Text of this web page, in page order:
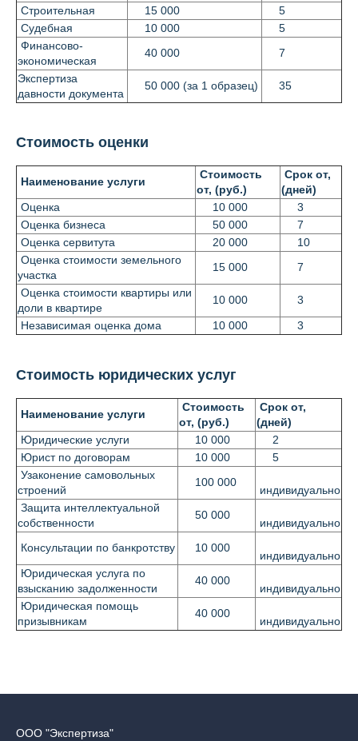
Строительная
15 000
5
Судебная
10 000
5
Финансово-
экономическая
40 000
7
Экспертиза
давности документа
50 000 (за 1 образец) 35
Стоимость оценки
Наименование услуги
Стоимость
от, (руб.)
Срок от,
(дней)
Оценка
10 000
3
Оценка бизнеса
50 000
7
Оценка сервитута
20 000
10
Оценка стоимости земельного
участка
15 000
7
Оценка стоимости квартиры или
доли в квартире
10 000
3
Независимая оценка дома
10 000 3
Стоимость юридических услуг
Наименование услуги
Стоимость
от, (руб.)
Срок от,
(дней)
Юридические услуги
10 000
2
Юрист по договорам
10 000
5
Узаконение самовольных
строений
100 000
индивидуально
Защита интеллектуальной
собственности
50 000
индивидуально
Консультации по банкротству
10 000
индивидуально
Юридическая услуга по
взысканию задолженности
40 000
индивидуально
Юридическая помощь
призывникам
40 000
индивидуально
ООО "Экспертиза"